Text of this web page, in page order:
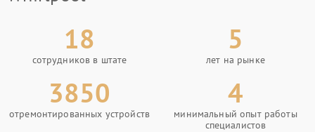
18
сотрудников в штате
5
лет на рынке
3850
отремонтированных устройств
4
минимальный опыт работы
специалистов